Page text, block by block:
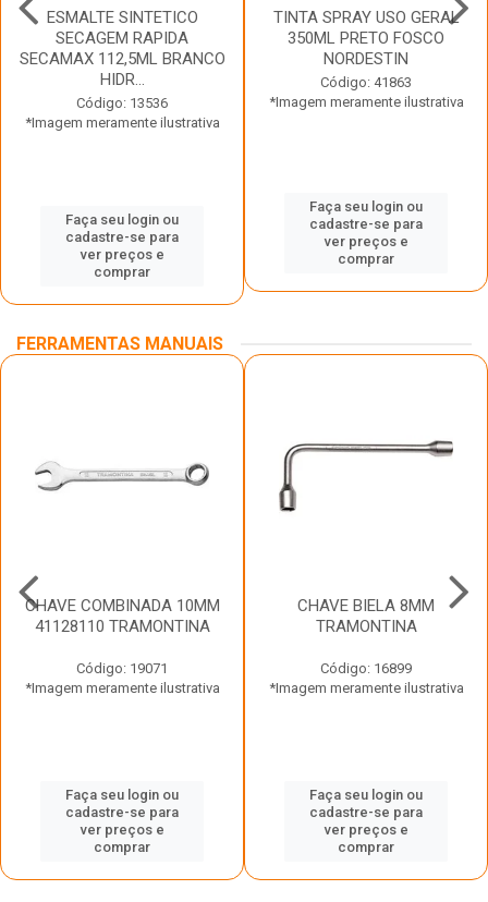
ESMALTE SINTETICO
SECAGEM RAPIDA
SECAMAX 112,5ML BRANCO
HIDR...
Código: 13536
*Imagem meramente ilustrativa
Faça seu login ou
cadastre-se para
ver preços e
comprar
TINTA SPRAY USO GERAL
350ML PRETO FOSCO
NORDESTIN
Código: 41863
*Imagem meramente ilustrativa
Faça seu login ou
cadastre-se para
ver preços e
comprar
FERRAMENTAS MANUAIS
CHAVE COMBINADA 10MM
41128110 TRAMONTINA
Código: 19071
*Imagem meramente ilustrativa
Faça seu login ou
cadastre-se para
ver preços e
comprar
CHAVE BIELA 8MM
TRAMONTINA
Código: 16899
*Imagem meramente ilustrativa
Faça seu login ou
cadastre-se para
ver preços e
comprar